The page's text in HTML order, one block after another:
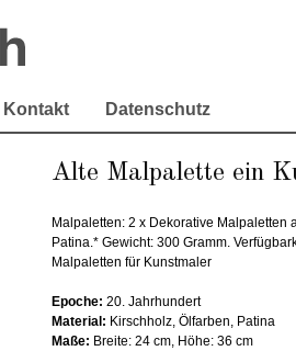
Kontakt Datenschutz
Alte Malpalette ein
Malpaletten: 2 x Dekorative Malpaletten
Patina.* Gewicht: 300 Gramm.
Malpaletten für Kunstmaler
Epoche: 20. Jahrhundert
Material: Kirschholz, Ölfarben, Patina
Maße: Breite: 24 cm, Höhe: 36 cm